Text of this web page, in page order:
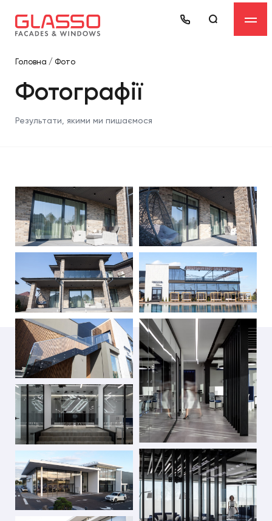
Головна / Фото
Фотографії
Результати, якими ми пишаємося